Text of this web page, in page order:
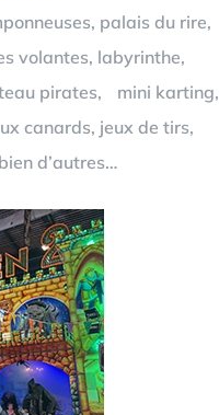
palais du rire,
volantes, labyrinthe,
pirates, mini karting,
canards, jeux de tirs,
d’autres…